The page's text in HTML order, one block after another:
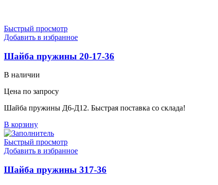
Быстрый просмотр
Добавить в избранное
Шайба пружины 20-17-36
В наличии
Цена по запросу
Шайба пружины Д6-Д12. Быстрая поставка со склада!
В корзину
Быстрый просмотр
Добавить в избранное
Шайба пружины 317-36